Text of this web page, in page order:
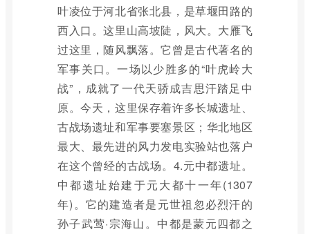
叶凌位于河北省张北县，是草堰田路的
西入口。这里山高坡陡，风大。大雁飞
过这里，随风飘落。它曾是古代著名的
军事关口。一场以少胜多的“叶虎岭大
战”，成就了一代天骄成吉思汗踏足中
原。今天，这里保存着许多长城遗址、
古战场遗址和军事要塞景区；华北地区
最大、最先进的风力发电实验站也落户
在这个曾经的古战场。4.元中都遗址。
中都遗址始建于元大都十一年(1307
年)。它的建造者是元世祖忽必烈汗的
孙子武莺·宗海山。中都是蒙元四都之